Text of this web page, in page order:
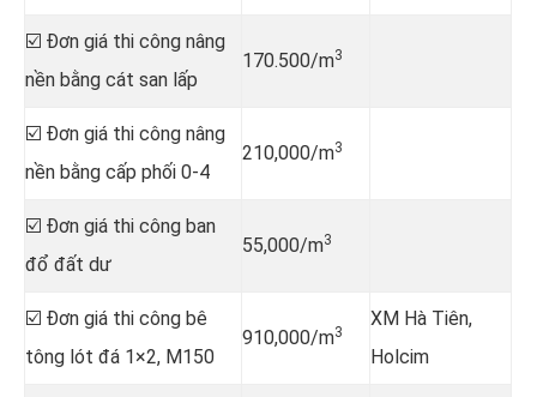
☑️ Đơn giá thi công nâng
nền bằng cát san lấp
170.500/m3
☑️ Đơn giá thi công nâng
nền bằng cấp phối 0-4
210,000/m3
☑️ Đơn giá thi công ban
đổ đất dư
55,000/m3
☑️ Đơn giá thi công bê
tông lót đá 1×2, M150
910,000/m3
XM Hà Tiên,
Holcim